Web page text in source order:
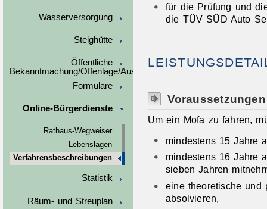
Wasserversorgung
Steighütte
Öffentliche
Bekanntmachung/Offenlage/Ausschreibungen
Formulare
Online-Bürgerdienste
Rathaus-Wegweiser
Lebenslagen
Verfahrensbeschreibungen
Statistik
Räum- und Streuplan
für die Prüfung und
die TÜV SÜD Auto
Voraussetzungen
Um ein Mofa zu fahren,
mindestens 15 Jahre
mindestens 16 Jahre
sieben Jahren
eine theoretische und
absolvieren,